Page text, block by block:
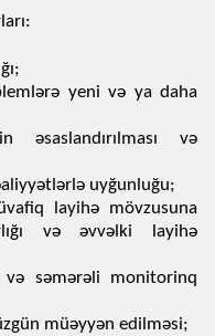
yeni və ya daha
əsaslandırılması və
uyğunluğu;
layihə mövzusuna
və əvvəlki layihə
səmərəli monitorinq
müəyyən edilməsi;